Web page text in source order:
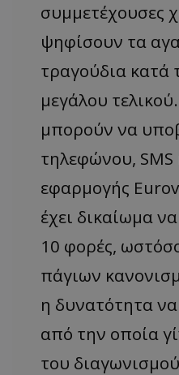
συμμετέχουσες
ψηφίσουν τα
τραγούδια κατά
μεγάλου
μπορούν να
τηλεφώνου,
εφαρμογής
έχει δικαίωμα
10 φορές,
πάγιων
η δυνατότητα
από την οποία
του